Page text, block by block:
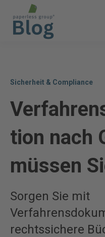
Sicherheit & Compliance
tion nach
müssen
Sorgen Sie mit
rechtssichere